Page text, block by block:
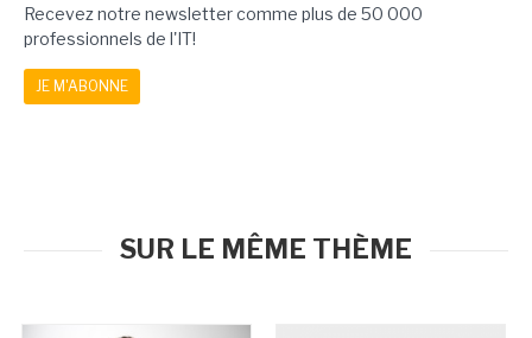
Recevez notre newsletter comme plus de 50 000
professionnels de l'IT!
JE M'ABONNE
SUR LE MÊME THÈME